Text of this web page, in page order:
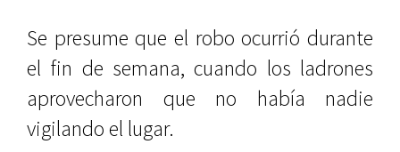
Se presume que el robo ocurrió durante
el fin de semana, cuando los ladrones
aprovecharon que no había nadie
vigilando el lugar.